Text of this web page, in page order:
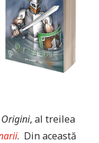
Origini, al treilea
. Din această